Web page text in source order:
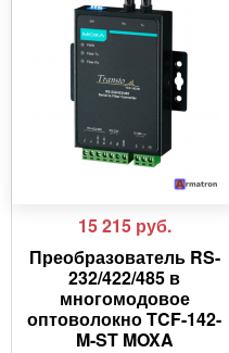
15 215 руб.
Преобразователь RS-
232/422/485 в
многомодовое
оптоволокно TCF-142-
M-ST MOXA